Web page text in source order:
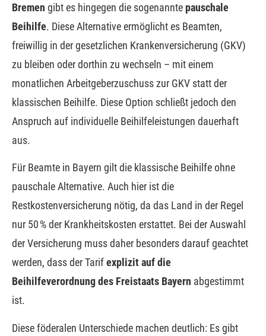
Bremen gibt es hingegen die sogenannte pauschale
Beihilfe. Diese Alternative ermöglicht es Beamten,
freiwillig in der gesetzlichen Kranken­ver­si­che­rung (GKV)
zu bleiben oder dorthin zu wechseln – mit einem
monatlichen Arbeitgeberzuschuss zur GKV statt der
klassischen Beihilfe. Diese Option schließt jedoch den
Anspruch auf individuelle Beihilfeleistungen dauerhaft
aus.
Für Beamte in Bayern gilt die klassische Beihilfe ohne
pauschale Alternative. Auch hier ist die
Restkostenversicherung nötig, da das Land in der Regel
nur 50 % der Krankheitskosten erstattet. Bei der Auswahl
der Versicherung muss daher besonders darauf geachtet
werden, dass der Tarifexplizit auf die
Beihilfeverordnung des Freistaats Bayern abgestimmt
ist.
Diese föderalen Unterschiede machen deutlich: Es gibt